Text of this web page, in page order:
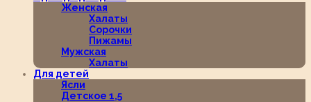
Женская
Халаты
Сорочки
Пижамы
Мужская
Халаты
Для детей
Ясли
Детское 1,5